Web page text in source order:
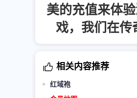
美的充值来体
戏，我们在传
相关内容推荐
红域袍